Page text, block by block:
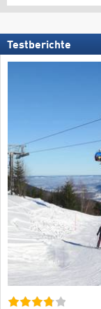
Testberichte